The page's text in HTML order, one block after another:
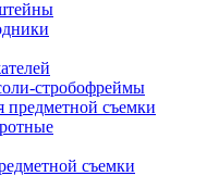
стробофреймы
предметной съемки
съемки